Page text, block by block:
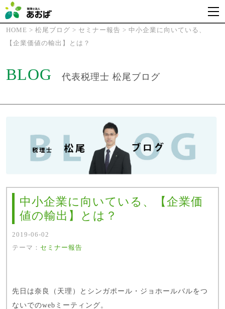
HOME > 松尾ブログ > セミナー報告 > 中小企業に向いている、
【企業価値の輸出】とは？
BLOG 代表税理士 松尾ブログ
中小企業に向いている、【企業価
値の輸出】とは？
2019-06-02
テーマ： セミナー報告
先日は奈良（天理）とシンガポール・ジョホールバルをつ
ないでのwebミーティング。